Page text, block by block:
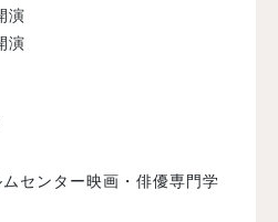
演
演
センター映画・俳優専門学